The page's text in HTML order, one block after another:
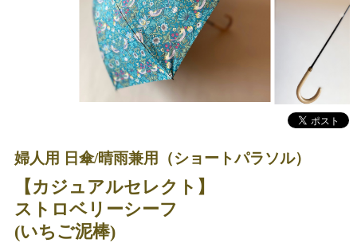
婦人用 日傘/晴雨兼用（ショートパラソル）
【カジュアルセレクト】
ストロベリーシーフ
(いちご泥棒)